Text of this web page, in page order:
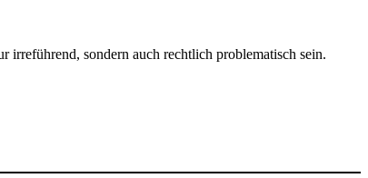
irreführend, sondern auch rechtlich problematisch sein.